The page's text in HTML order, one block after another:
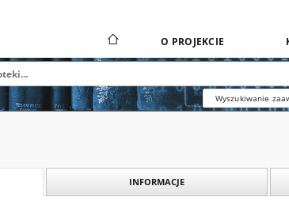
O PROJEKCIE
Wyszukiwanie
INFORMACJE